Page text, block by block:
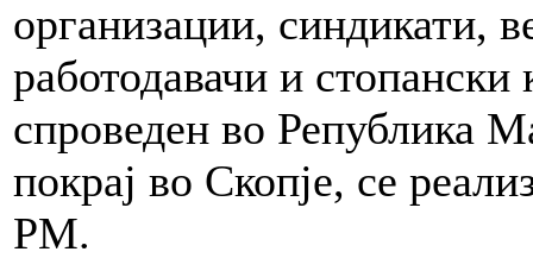
организации, синдикати,
работодавачи и
спроведен во Република
покрај во Скопје, се
РМ.